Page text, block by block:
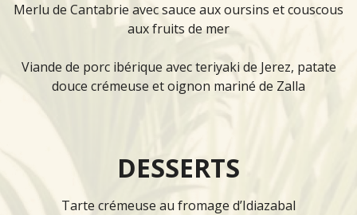
Merlu de Cantabrie avec sauce aux oursins et couscous
aux fruits de mer
Viande de porc ibérique avec teriyaki de Jerez, patate
douce crémeuse et oignon mariné de Zalla
DESSERTS
Tarte crémeuse au fromage d’Idiazabal